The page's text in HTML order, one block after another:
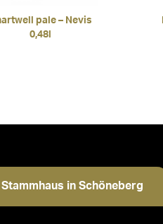
pale – Nevis
0,48l
Stammhaus in Schöneberg